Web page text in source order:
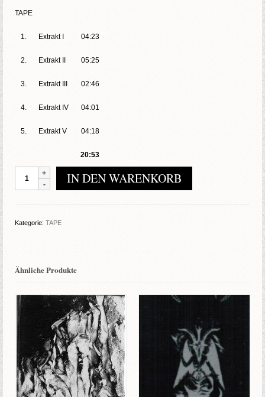
TAPE
1. Extrakt I 04:23
2. Extrakt II 05:25
3. Extrakt III 02:46
4. Extrakt IV 04:01
5. Extrakt V 04:18
20:53
Kaeltetod
V
IN DEN WARENKORB
Kategorie: TAPE
Ähnliche Produkte